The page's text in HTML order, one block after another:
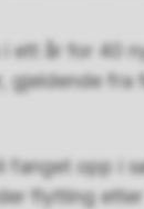
ett år for 40
gjeldende fra
fanget opp i
flytting etter